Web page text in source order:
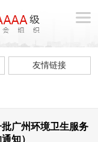
友情链接
广州环境卫生服务
知）